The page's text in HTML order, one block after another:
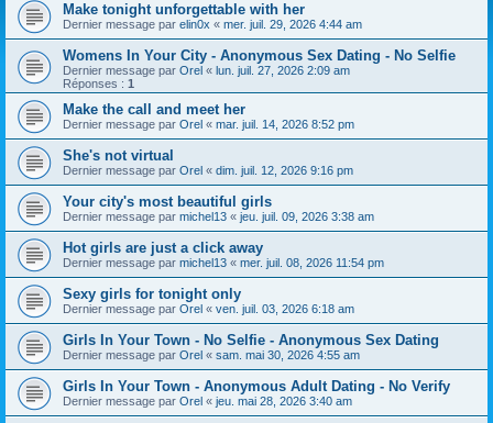
Make tonight unforgettable with her
Dernier message par elin0x « mer. juil. 29, 2026 4:44 am
Womens In Your City - Anonymous Sex Dating - No Selfie
Dernier message par Orel « lun. juil. 27, 2026 2:09 am
Réponses : 1
Make the call and meet her
Dernier message par Orel « mar. juil. 14, 2026 8:52 pm
She's not virtual
Dernier message par Orel « dim. juil. 12, 2026 9:16 pm
Your city's most beautiful girls
Dernier message par michel13 « jeu. juil. 09, 2026 3:38 am
Hot girls are just a click away
Dernier message par michel13 « mer. juil. 08, 2026 11:54 pm
Sexy girls for tonight only
Dernier message par Orel « ven. juil. 03, 2026 6:18 am
Girls In Your Town - No Selfie - Anonymous Sex Dating
Dernier message par Orel « sam. mai 30, 2026 4:55 am
Girls In Your Town - Anonymous Adult Dating - No Verify
Dernier message par Orel « jeu. mai 28, 2026 3:40 am